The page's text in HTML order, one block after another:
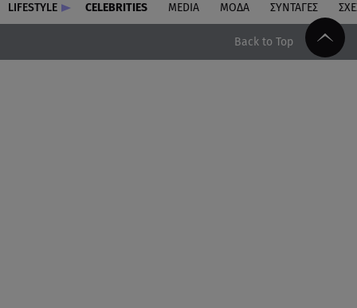
LIFESTYLE CELEBRITIES MEDIA ΜΟΔΑ ΣΥΝΤΑΓΕΣ
Back to Top